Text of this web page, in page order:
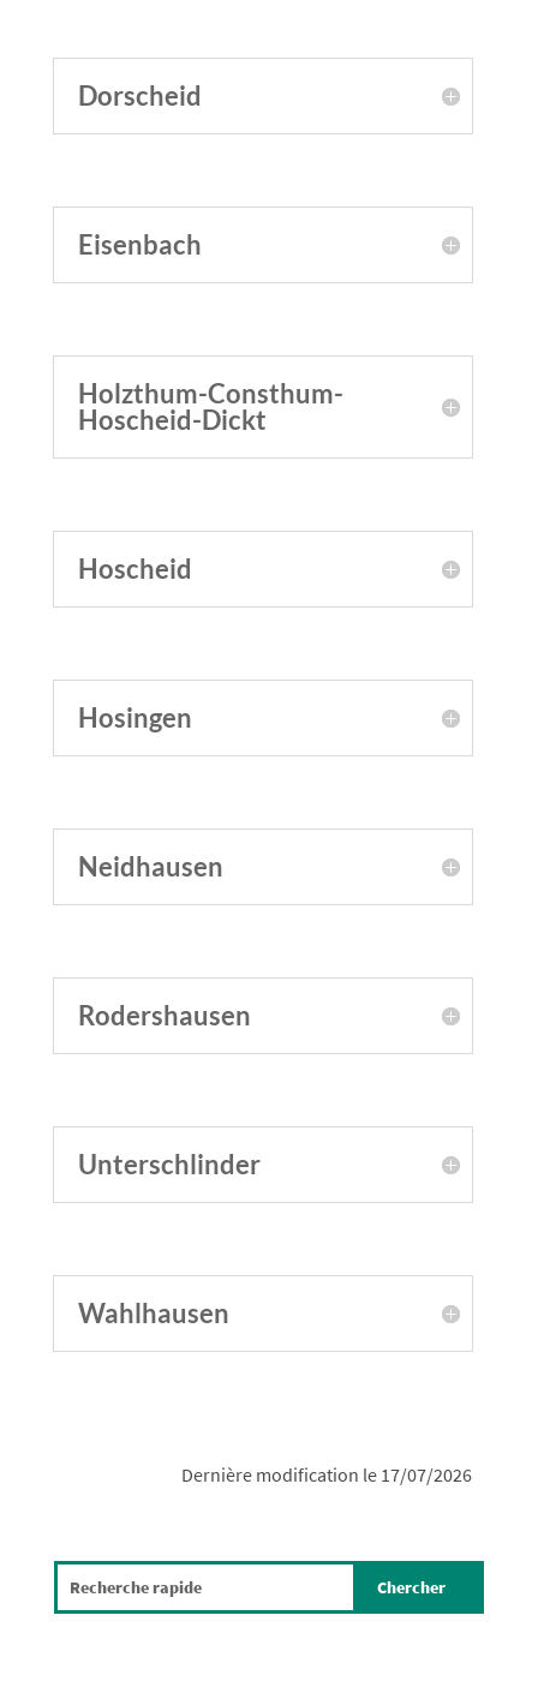
Dorscheid
Eisenbach
Holzthum-Consthum-
Hoscheid-Dickt
Hoscheid
Hosingen
Neidhausen
Rodershausen
Unterschlinder
Wahlhausen
Dernière modification le 17/07/2026